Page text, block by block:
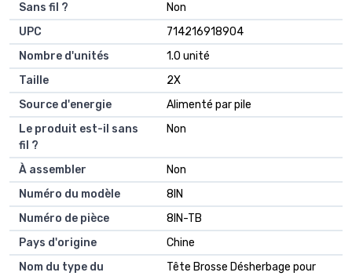
Sans fil ?
Non
UPC
714216918904
Nombre d'unités
1.0 unité
Taille
2X
Source d'energie
Alimenté par pile
Le produit est-il sans
fil ?
Non
À assembler
Non
Numéro du modèle
8IN
Numéro de pièce
8IN-TB
Pays d'origine
Chine
Nom du type du
Tête Brosse Désherbage pour